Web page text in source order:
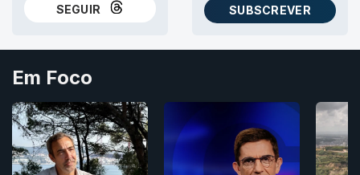
SEGUIR
NO THREADS
SUBSCREVER
AS NEWSLETTERS RTP
Em Foco